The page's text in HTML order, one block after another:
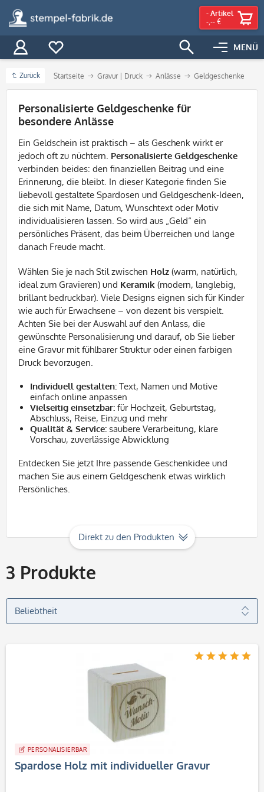
MENÜ
- Artikel
-,-- €
Zurück Startseite Gravur | Druck Anlässe Geldgeschenke
Filter
Personalisierte Geldgeschenke für
besondere Anlässe
Ein Geldschein ist praktisch – als Geschenk wirkt er
jedoch oft zu nüchtern. Personalisierte Geldgeschenke
verbinden beides: den finanziellen Beitrag und eine
Erinnerung, die bleibt. In dieser Kategorie finden Sie
liebevoll gestaltete Spardosen und Geldgeschenk-Ideen,
die sich mit Name, Datum, Wunschtext oder Motiv
individualisieren lassen. So wird aus „Geld“ ein
persönliches Präsent, das beim Überreichen und lange
danach Freude macht.
Wählen Sie je nach Stil zwischen Holz (warm, natürlich,
ideal zum Gravieren) und Keramik (modern, langlebig,
brillant bedruckbar). Viele Designs eignen sich für Kinder
wie auch für Erwachsene – von dezent bis verspielt.
Achten Sie bei der Auswahl auf den Anlass, die
gewünschte Personalisierung und darauf, ob Sie lieber
eine Gravur mit fühlbarer Struktur oder einen farbigen
Druck bevorzugen.
Individuell gestalten: Text, Namen und Motive
einfach online anpassen
Vielseitig einsetzbar: für Hochzeit, Geburtstag,
Abschluss, Reise, Einzug und mehr
Qualität & Service: saubere Verarbeitung, klare
Vorschau, zuverlässige Abwicklung
Entdecken Sie jetzt Ihre passende Geschenkidee und
machen Sie aus einem Geldgeschenk etwas wirklich
Persönliches.
Direkt zu den Produkten
3 Produkte
PERSONALISIERBAR
Spardose Holz mit individueller Gravur